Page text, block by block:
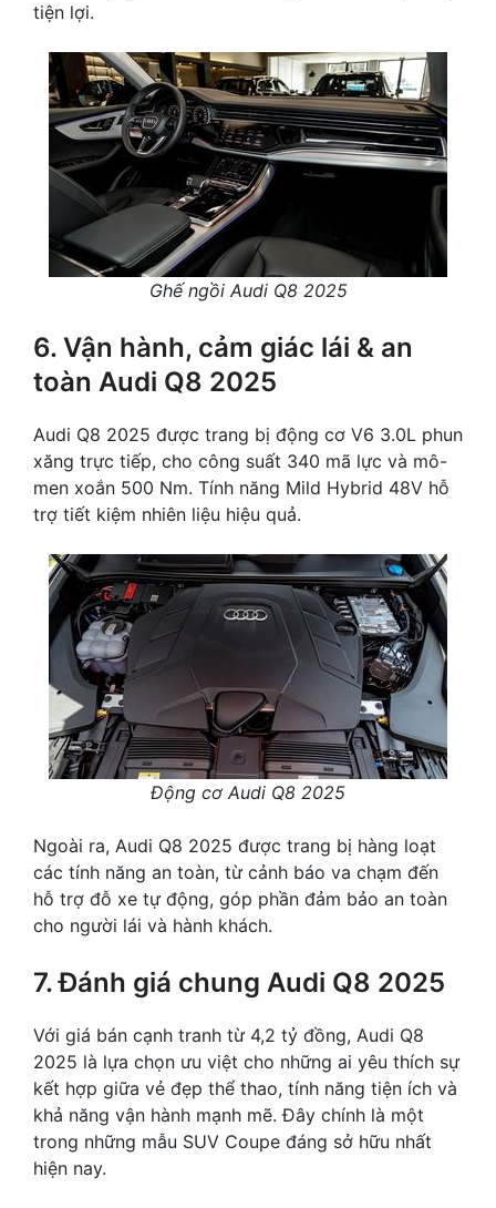
tiện lợi.
Ghế ngồi Audi Q8 2025
6. Vận hành, cảm giác lái & an
toàn Audi Q8 2025
Audi Q8 2025 được trang bị động cơ V6 3.0L phun
xăng trực tiếp, cho công suất 340 mã lực và mô-
men xoắn 500 Nm. Tính năng Mild Hybrid 48V hỗ
trợ tiết kiệm nhiên liệu hiệu quả.
Động cơ Audi Q8 2025
Ngoài ra, Audi Q8 2025 được trang bị hàng loạt
các tính năng an toàn, từ cảnh báo va chạm đến
hỗ trợ đỗ xe tự động, góp phần đảm bảo an toàn
cho người lái và hành khách.
7. Đánh giá chung Audi Q8 2025
Với giá bán cạnh tranh từ 4,2 tỷ đồng, Audi Q8
2025 là lựa chọn ưu việt cho những ai yêu thích sự
kết hợp giữa vẻ đẹp thể thao, tính năng tiện ích và
khả năng vận hành mạnh mẽ. Đây chính là một
trong những mẫu SUV Coupe đáng sở hữu nhất
hiện nay.